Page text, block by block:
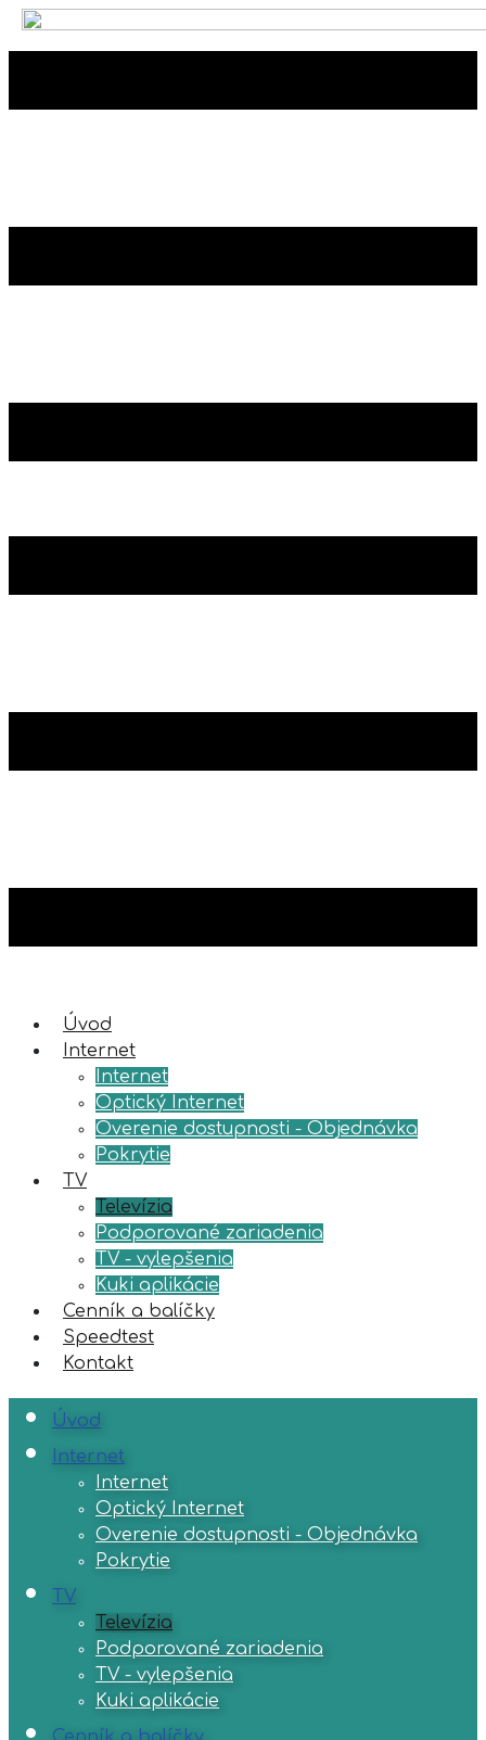
Úvod
Internet
Internet
Optický Internet
Overenie dostupnosti - Objednávka
Pokrytie
TV
Televízia
Podporované zariadenia
TV - vylepšenia
Kuki aplikácie
Cenník a balíčky
Speedtest
Kontakt
Úvod
Internet
Internet
Optický Internet
Overenie dostupnosti - Objednávka
Pokrytie
TV
Televízia
Podporované zariadenia
TV - vylepšenia
Kuki aplikácie